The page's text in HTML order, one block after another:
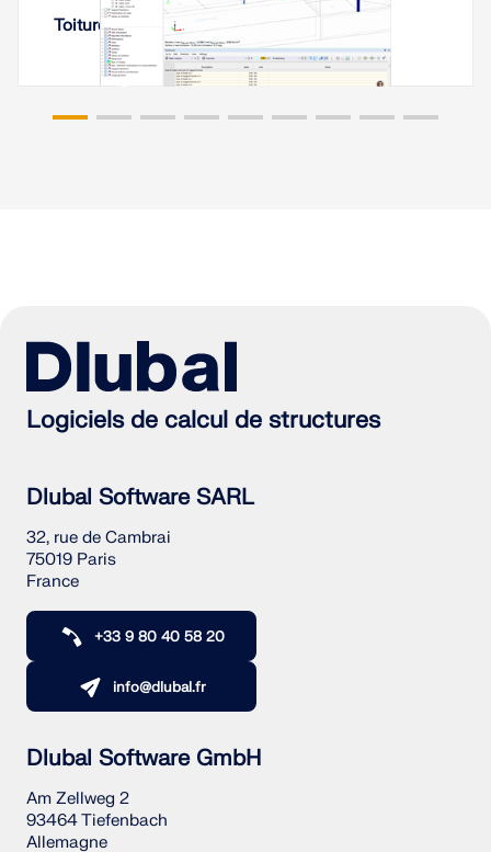
Toiture à membrane à Erevan, Arménie
Logiciels de calcul de structures
Dlubal Software SARL
32, rue de Cambrai
75019 Paris
France
+33 9 80 40 58 20
info@dlubal.fr
Dlubal Software GmbH
Am Zellweg 2
93464 Tiefenbach
Allemagne